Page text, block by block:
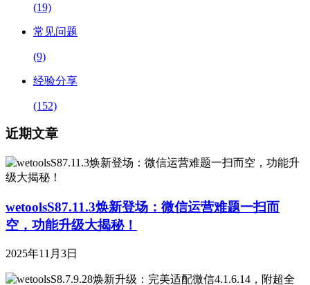
(19)
常见问题
(9)
经验分享
(152)
近期文章
wetoolsS87.11.3焕新登场：微信运营难题一扫而
空，功能升级大揭秘！
2025年11月3日